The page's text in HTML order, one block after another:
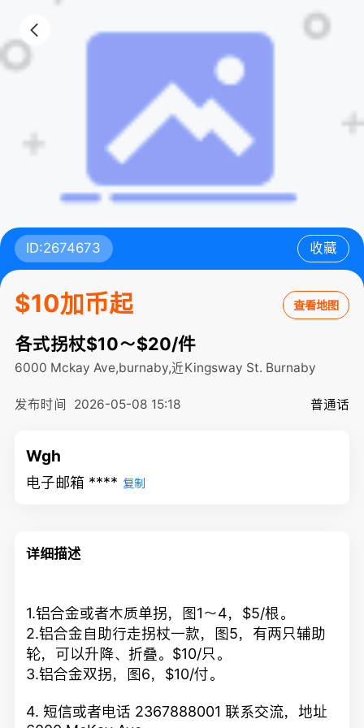
ID:2674673 收藏
$10加币起 查看地图
各式拐杖$10～$20/件
6000 Mckay Ave,burnaby,近Kingsway St. Burnaby
发布时间 2026-05-08 15:18 普通话
Wgh
电子邮箱 **** 复制
详细描述
1.铝合金或者木质单拐，图1～4，$5/根。
2.铝合金自助行走拐杖一款，图5，有两只辅助
轮，可以升降、折叠。$10/只。
3.铝合金双拐，图6，$10/付。
4. 短信或者电话 2367888001 联系交流，地址